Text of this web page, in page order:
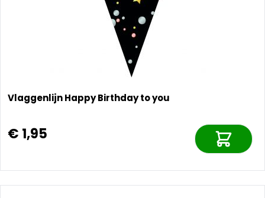
Vlaggenlijn Happy Birthday to you
€ 1,95